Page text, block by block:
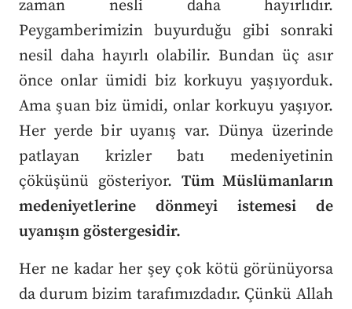
zaman nesli daha hayırlıdır.
Peygamberimizin buyurduğu gibi sonraki
nesil daha hayırlı olabilir. Bundan üç asır
önce onlar ümidi biz korkuyu yaşıyorduk.
Ama şuan biz ümidi, onlar korkuyu yaşıyor.
Her yerde bir uyanış var. Dünya üzerinde
patlayan krizler batı medeniyetinin
çöküşünü gösteriyor. Tüm Müslümanların
medeniyetlerine dönmeyi istemesi de
uyanışın göstergesidir.
Her ne kadar her şey çok kötü görünüyorsa
da durum bizim tarafımızdadır. Çünkü Allah